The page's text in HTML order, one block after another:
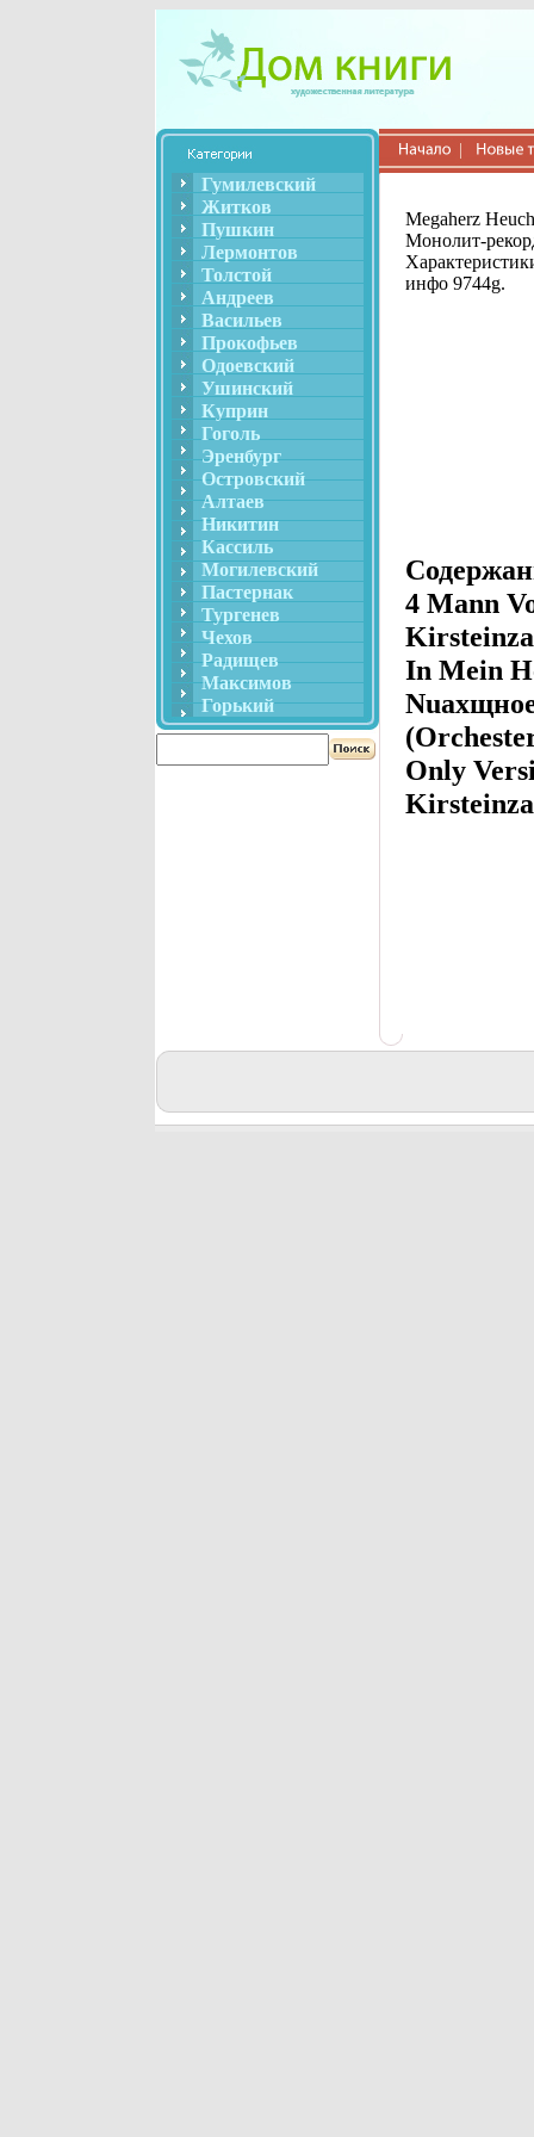
Гумилевский
Житков
Пушкин
Лермонтов
Толстой
Андреев
Васильев
Прокофьев
Одоевский
Ушинский
Куприн
Гоголь
Эренбург
Островский
Алтаев
Никитин
Кассиль
Могилевский
Пастернак
Тургенев
Чехов
Радищев
Максимов
Горький
Megaherz
Монолит-
инфо 9744g.
4 Mann
In Mein
Only